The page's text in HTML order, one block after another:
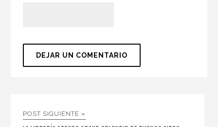
POST SIGUIENTE »